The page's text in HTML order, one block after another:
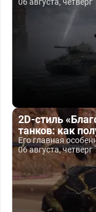
2D-стиль
танков: как
Его главная
06 августа, четверг